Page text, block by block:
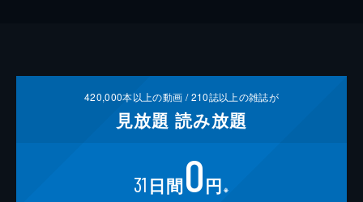
420,000本以上の動画 /210誌以上の雑誌が
見放題 読み放題
31 日間0円 ※